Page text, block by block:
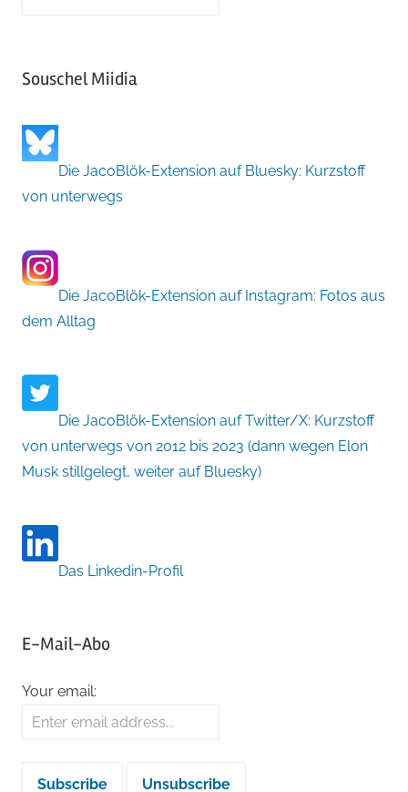
Souschel Miidia
Die JacoBlök-Extension auf Bluesky: Kurzstoff
von unterwegs
Die JacoBlök-Extension auf Instagram: Fotos aus
dem Alltag
Die JacoBlök-Extension auf Twitter/X: Kurzstoff
von unterwegs von 2012 bis 2023 (dann wegen Elon
Musk stillgelegt, weiter auf Bluesky)
Das Linkedin-Profil
E-Mail-Abo
Your email: